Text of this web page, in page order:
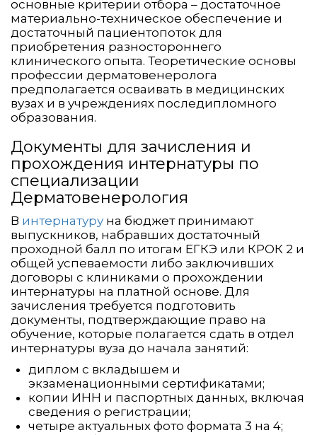
основные критерии отбора – достаточное
материально-техническое обеспечение и
достаточный пациентопоток для
приобретения разностороннего
клинического опыта. Теоретические основы
профессии дерматовенеролога
предполагается осваивать в медицинских
вузах и в учреждениях последипломного
образования.
Документы для зачисления и
прохождения интернатуры по
специализации
Дерматовенерология
В интернатуру на бюджет принимают
выпускников, набравших достаточный
проходной балл по итогам ЕГКЭ или КРОК 2 и
общей успеваемости либо заключивших
договоры с клиниками о прохождении
интернатуры на платной основе. Для
зачисления требуется подготовить
документы, подтверждающие право на
обучение, которые полагается сдать в отдел
интернатуры вуза до начала занятий:
диплом с вкладышем и
экзаменационными сертификатами;
копии ИНН и паспортных данных, включая
сведения о регистрации;
четыре актуальных фото формата 3 на 4;